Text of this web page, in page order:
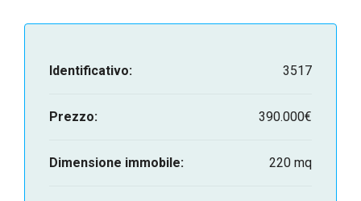
Identificativo: 3517
Prezzo: 390.000€
Dimensione immobile: 220 mq